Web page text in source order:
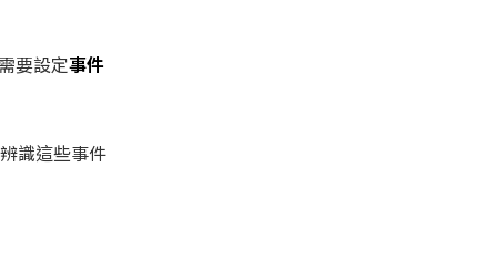
要設定事件
識這些事件